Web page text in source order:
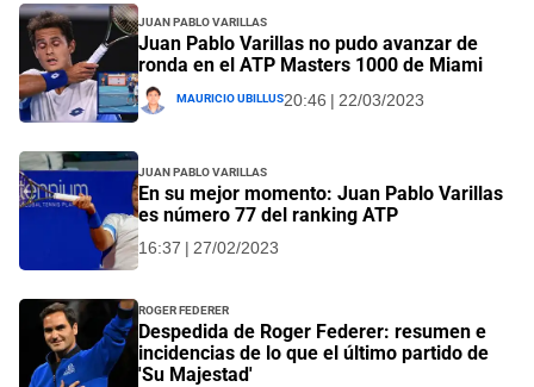
Juan Pablo Varillas
Juan Pablo Varillas no pudo avanzar de
ronda en el ATP Masters 1000 de Miami
Mauricio Ubillus20:46 | 22/03/2023
Juan Pablo Varillas
En su mejor momento: Juan Pablo Varillas
es número 77 del ranking ATP
16:37 | 27/02/2023
Roger Federer
Despedida de Roger Federer: resumen e
incidencias de lo que el último partido de
'Su Majestad'